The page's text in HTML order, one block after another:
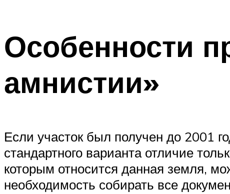
Особенности
амнистии»
Если участок был получен до 2001
стандартного варианта отличие
которым относится данная земля,
необходимость собирать все